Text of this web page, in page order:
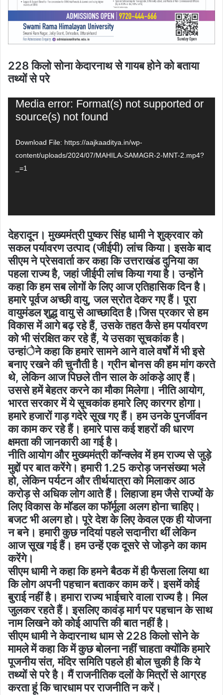
228 किलो सोना केदारनाथ से गायब होने को बताया
तथ्यों से परे
Video
Player
Media error: Format(s) not supported or
source(s) not found
Download File: https://aajkaaditya.in/wp-
content/uploads/2024/07/MAHILA-SAMAGR-2-MNT-2.mp4?
_=1
देहरादून। मुख्यमंत्री पुष्कर सिंह धामी ने शुक्रवार को
सकल पर्यावरण उत्पाद (जीईपी) लांच किया। इसके बाद
सीएम ने प्रेसवार्ता कर कहा कि उत्तराखंड दुनिया का
पहला राज्य है, जहां जीईपी लांच किया गया है। उन्होंने
कहा कि हम सब लोगों के लिए आज एतिहासिक दिन है।
हमारे पूर्वज अच्छी वायु, जल स्रोत देकर गए हैं। पूरा
वायुमंडल शुद्ध वायु से आच्छादित है।जिस प्रकार से हम
विकास में आगे बढ़ रहे हैं, उसके तहत कैसे हम पर्यावरण
को भी संरक्षित कर रहे हैं, ये उसका सूचकांक है।
उन्हांेने कहा कि हमारे सामने आने वाले वर्षों में भी इसे
बनाए रखने की चुनौती है। ग्रीन बोनस की हम मांग करते
थे, लेकिन आज पिछले तीन साल के आंकड़े आए हैं।
उससे हमें बेहतर करने का मौका मिलेगा। नीति आयोग,
भारत सरकार में ये सूचकांक हमारे लिए कारगर होगा।
हमारे हजारों गाड़ गदेरे सूख गए हैं। हम उनके पुनर्जीवन
का काम कर रहे हैं। हमारे पास कई शहरों की धारण
क्षमता की जानकारी आ गई है।
नीति आयोग और मुख्यमंत्री कॉन्क्लेव में हम राज्य से जुड़े
मुद्दों पर बात करेंगे। हमारी 1.25 करोड़ जनसंख्या भले
हो, लेकिन पर्यटन और तीर्थयात्रा को मिलाकर आठ
करोड़ से अधिक लोग आते हैं। लिहाजा हम जैसे राज्यों के
लिए विकास के मॉडल का फॉर्मूला अलग होना चाहिए।
बजट भी अलग हो। पूरे देश के लिए केवल एक ही योजना
न बने। हमारी कुछ नदियां पहले सदानीरा थीं लेकिन
आज सूख गई हैं। हम उन्हें एक दूसरे से जोड़ने का काम
करेंगे।
सीएम धामी ने कहा कि हमने बैठक में ही फैसला लिया था
कि लोग अपनी पहचान बताकर काम करें। इसमें कोई
बुराई नहीं है। हमारा राज्य भाईचारे वाला राज्य है। मिल
जुलकर रहते हैं। इसलिए कावंड़ मार्ग पर पहचान के साथ
नाम लिखने को कोई आपत्ति की बात नहीं है।
सीएम धामी ने केदारनाथ धाम से 228 किलो सोने के
मामले में कहा कि में कुछ बोलना नहीं चाहता क्योंकि हमारे
पूजनीय संत, मंदिर समिति पहले ही बोल चुकी है कि ये
तथ्यों से परे है। मैं राजनीतिक दलों के मित्रों से आग्रह
करता हूं कि चारधाम पर राजनीति न करें।